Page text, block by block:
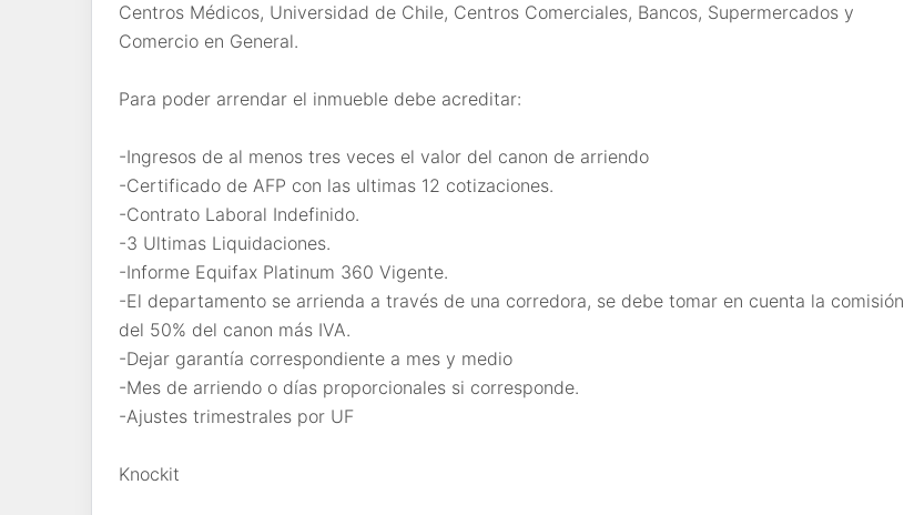
Centros Médicos, Universidad de Chile, Centros Comerciales, Bancos, Supermercados y
Comercio en General.
Para poder arrendar el inmueble debe acreditar:
-Ingresos de al menos tres veces el valor del canon de arriendo
-Certificado de AFP con las ultimas 12 cotizaciones.
-Contrato Laboral Indefinido.
-3 Ultimas Liquidaciones.
-Informe Equifax Platinum 360 Vigente.
-El departamento se arrienda a través de una corredora, se debe tomar en cuenta la comisión
del 50% del canon más IVA.
-Dejar garantía correspondiente a mes y medio
-Mes de arriendo o días proporcionales si corresponde.
-Ajustes trimestrales por UF
Knockit